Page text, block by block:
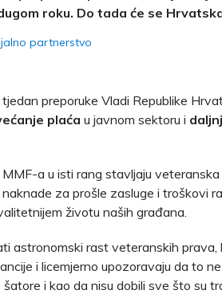
roku. Do tada će se
partnerstvo
preporuke Vladi Republike
plaća u javnom sektoru i
a u isti rang stavljaju
za prošle zasluge i troškovi
životu naših građana.
astronomski rast veteranskih prava,
i licemjerno upozoravaju da to
i kao da nisu dobili sve što su